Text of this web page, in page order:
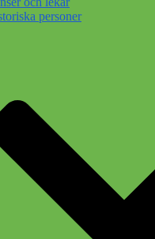
personer